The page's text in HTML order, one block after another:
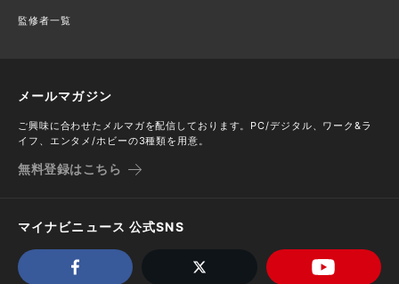
監修者一覧
メールマガジン
ご興味に合わせたメルマガを配信しております。PC/デジタル、ワーク&ラ
イフ、エンタメ/ホビーの3種類を用意。
無料登録はこちら
マイナビニュース 公式SNS